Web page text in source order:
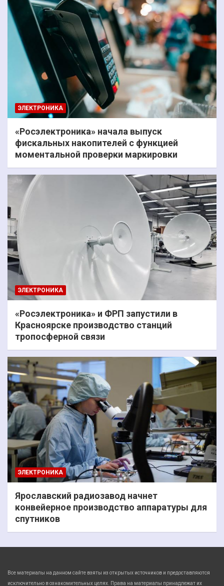
ЭЛЕКТРОНИКА
«Росэлектроника» начала выпуск
фискальных накопителей с функцией
моментальной проверки маркировки
ЭЛЕКТРОНИКА
«Росэлектроника» и ФРП запустили в
Красноярске производство станций
тропосферной связи
ЭЛЕКТРОНИКА
Ярославский радиозавод начнет
конвейерное производство аппаратуры для
спутников
Все материалы на данном сайте взяты из открытых источников и предоставляются
исключительно в ознакомительных целях. Права на материалы принадлежат их